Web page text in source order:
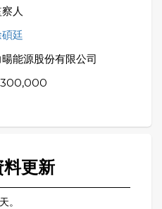
人
廷
暘能源股份有限公司
更新
。